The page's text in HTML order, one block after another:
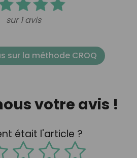
sur 1 avis
sur la méthode CROQ
votre avis !
était l'article ?